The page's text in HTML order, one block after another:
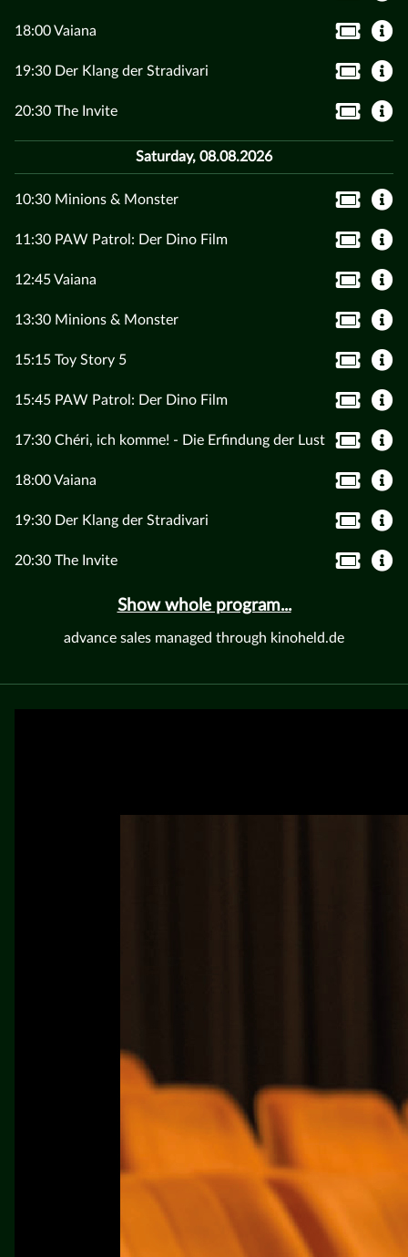
18:00 Vaiana
19:30 Der Klang der Stradivari
20:30 The Invite
Saturday, 08.08.2026
10:30 Minions & Monster
11:30 PAW Patrol: Der Dino Film
12:45 Vaiana
13:30 Minions & Monster
15:15 Toy Story 5
15:45 PAW Patrol: Der Dino Film
17:30 Chéri, ich komme! - Die Erfindung der Lust
18:00 Vaiana
19:30 Der Klang der Stradivari
20:30 The Invite
Show whole program...
advance sales managed through kinoheld.de